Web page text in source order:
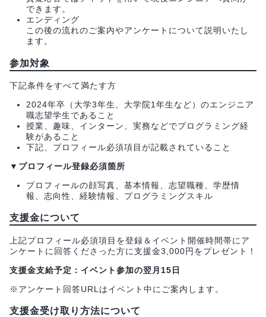
できます。
エンディング
この後の流れのご案内やアンケートについて説明いたし
ます。
参加対象
下記条件をすべて満たす方
2024年卒（大学3年生、大学院1年生など）のエンジニア
職志望学生であること
授業、趣味、インターン、実務などでプログラミング経
験があること
下記、プロフィール必須項目が記載されていること
▼プロフィール登録必須箇所
プロフィールの顔写真、基本情報、志望職種、学歴情
報、志向性、経験情報、プログラミングスキル
支援金について
上記プロフィール必須項目を登録＆イベント開催時間帯にア
ンケートに回答くださった方に支援金3,000円をプレゼント！
支援金支給予定：イベント参加の翌月15日
※アンケート回答URLはイベント中にご案内します。
支援金受け取り方法について